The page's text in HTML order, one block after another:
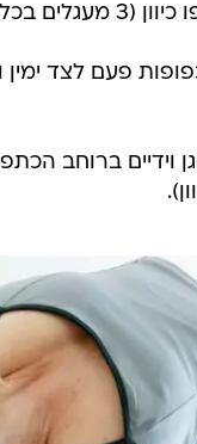
בכל צד).
וידיים ברוחב